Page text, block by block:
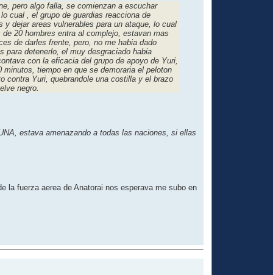
pero algo falla, se comienzan a escuchar
cual , el grupo de guardias reacciona de
y dejar areas vulnerables para un ataque, lo cual
20 hombres entra al complejo, estavan mas
de darles frente, pero, no me habia dado
para detenerlo, el muy desgraciado habia
con la eficacia del grupo de apoyo de Yuri,
tiempo en que se demoraria el peloton
contra Yuri, quebrandole una costilla y el brazo
negro.
estava amenazando a todas las naciones, si ellas
la fuerza aerea de Anatorai nos esperava me subo en